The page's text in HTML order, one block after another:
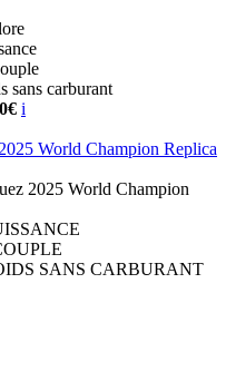
sans carburant
i
World Champion Replica
2025 World Champion
SANS CARBURANT